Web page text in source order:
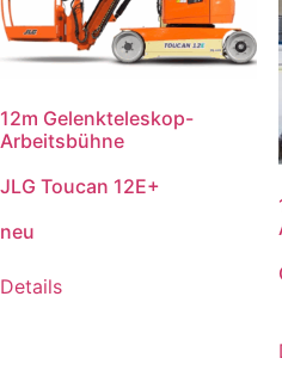
12m Gelenkteleskop-
Arbeitsbühne
JLG Toucan 12E+
neu
Details